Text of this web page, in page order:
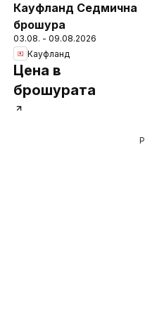
Кауфланд Седмична
брошура
03.08. - 09.08.2026
Кауфланд
Цена в
брошурата